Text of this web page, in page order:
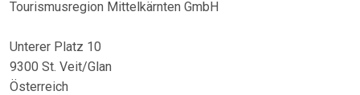
Tourismusregion Mittelkärnten GmbH
Unterer Platz 10
9300 St. Veit/Glan
Österreich